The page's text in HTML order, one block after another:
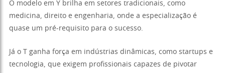
O modelo em Y brilha em setores tradicionais, como
medicina, direito e engenharia, onde a especialização é
quase um pré-requisito para o sucesso.
Já o T ganha força em indústrias dinâmicas, como startups e
tecnologia, que exigem profissionais capazes de pivotar